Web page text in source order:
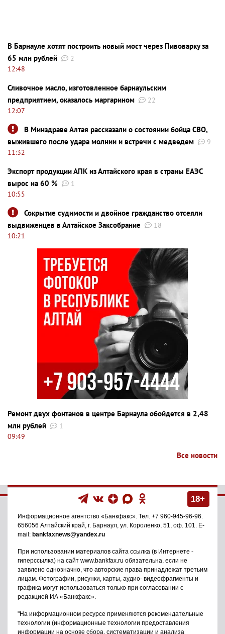
В Барнауле хотят построить новый мост через Пивоварку за
65 млн рублей
2
12:48
Сливочное масло, изготовленное барнаульским
предприятием, оказалось маргарином
22
12:07
В Минздраве Алтая рассказали о состоянии бойца СВО,
выжившего после удара молнии и встречи с медведем
9
11:32
Экспорт продукции АПК из Алтайского края в страны ЕАЭС
вырос на 60 %
1
10:55
Сокрытие судимости и двойное гражданство отсеяли
выдвиженцев в Алтайское Заксобрание
18
10:21
Ремонт двух фонтанов в центре Барнаула обойдется в 2,48
млн рублей
1
09:49
Все новости
18+
Информационное агентство «Банкфакс». Тел. +7 960-945-96-96.
656056 Алтайский край, г. Барнаул, ул. Короленко, 51, оф. 101. E-
mail: bankfaxnews@yandex.ru
При использовании материалов сайта ссылка (в Интернете -
гиперссылка) на сайт www.bankfax.ru обязательна, если не
заявлено однозначно, что авторские права принадлежат третьим
лицам. Фотографии, рисунки, карты, аудио- видеофрагменты и
графика могут использоваться только при согласовании с
редакцией ИА «Банкфакс».
"На информационном ресурсе применяются рекомендательные
технологии (информационные технологии предоставления
информации на основе сбора, систематизации и анализа